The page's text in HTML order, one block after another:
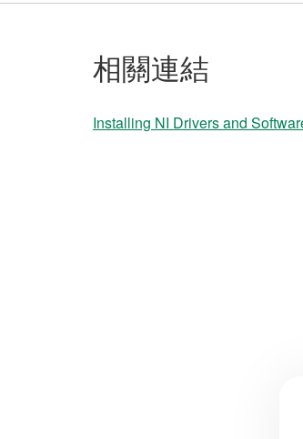
相關連結
Installing NI Drivers and